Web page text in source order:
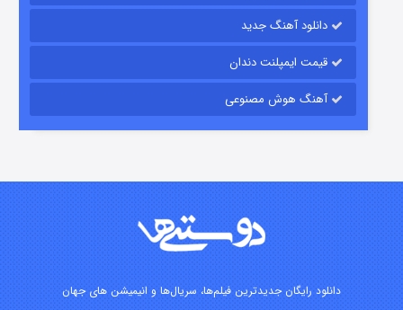
دانلود آهنگ جدید
قیمت ایمپلنت دندان
آهنگ هوش مصنوعی
دانلود رایگان جدیدترین فیلم‌ها، سریال‌ها و انیمیشن های جهان